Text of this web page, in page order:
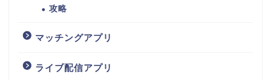
攻略
マッチングアプリ
ライブ配信アプリ